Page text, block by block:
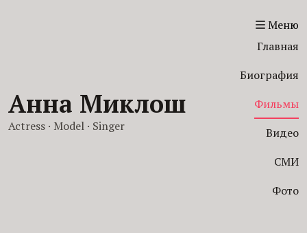
Анна Миклош
Actress · Model · Singer
Меню
Главная
Биография
Фильмы
Видео
СМИ
Фото